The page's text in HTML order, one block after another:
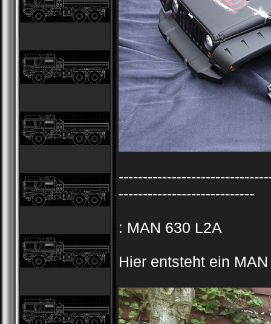
----------------------------
: MAN 630 L2A
Hier entsteht ein